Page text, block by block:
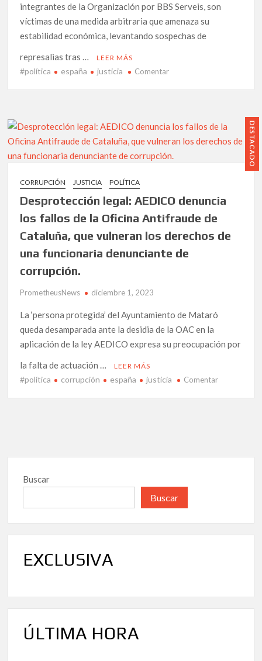
que
reclaman
cumplan
las
integrantes de la Organización por BBS Serveis, son
víctimas de una medida arbitraria que amenaza su
estabilidad económica, levantando sospechas de
represalias tras …
LEER MÁS
#política españa justicia Comentaren
del
Vital
de
activistas
sociales.
¿Represalia
por
Cataluña?
DESTACADO
CORRUPCIÓN JUSTICIA POLÍTICA
Desprotección legal: AEDICO denuncia
los fallos de la Oficina Antifraude de
Cataluña, que vulneran los derechos de
una funcionaria denunciante de
corrupción.
PrometheusNews diciembre 1, 2023
La ‘persona protegida’ del Ayuntamiento de Mataró
queda desamparada ante la desidia de la OAC en la
aplicación de la ley AEDICO expresa su preocupación por
la falta de actuación …
LEER MÁS
#política corrupción españa justicia Comentaren
fallos
Cataluña,
de
una
Buscar
Buscar
EXCLUSIVA
ÚLTIMA HORA